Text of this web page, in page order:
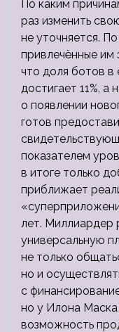
По каким
раз изменить
не уточняется.
привлечённые им
что доля ботов
достигает 11%, а
о появлении
готов
показателем
в итоге только
приближает
лет. Миллиардер
универсальную
не только
но и
с
но у Илона
возможность